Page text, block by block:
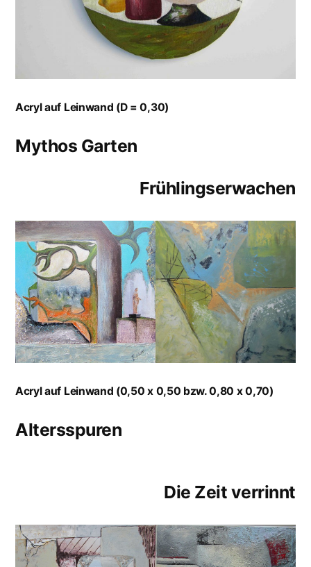
Acryl auf Leinwand (D = 0,30)
Mythos Garten
Frühlingserwachen
Acryl auf Leinwand (0,50 x 0,50 bzw. 0,80 x 0,70)
Altersspuren
Die Zeit verrinnt